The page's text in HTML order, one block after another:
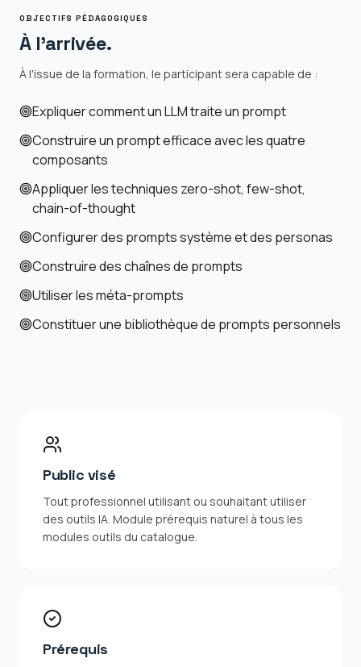
OBJECTIFS PÉDAGOGIQUES
À l'arrivée.
À l'issue de la formation, le participant sera capable de :
Expliquer comment un LLM traite un prompt
Construire un prompt efficace avec les quatre
composants
Appliquer les techniques zero-shot, few-shot,
chain-of-thought
Configurer des prompts système et des personas
Construire des chaînes de prompts
Utiliser les méta-prompts
Constituer une bibliothèque de prompts personnels
Public visé
Tout professionnel utilisant ou souhaitant utiliser
des outils IA. Module prérequis naturel à tous les
modules outils du catalogue.
Prérequis